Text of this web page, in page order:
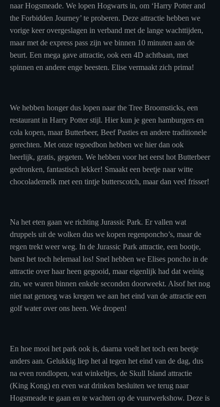
naar Hogsmeade. We lopen Hogwarts in, om ‘Harry Potter and
the Forbidden Journey’ te proberen. Deze attractie hebben we
vorige keer overgeslagen in verband met de lange wachttijden,
maar met de express pass zijn we binnen 10 minuten aan de
beurt. Een mega gave attractie, ook een 4D achtbaan, met
spinnen en andere enge beesten. Elise vermaakt zich prima!
We hebben honger dus lopen naar the Tree Broomsticks, een
restaurant in Harry Potter stijl. Hier kun je geen hamburgers en
cola kopen, maar Butterbeer, Beef Pasties en andere traditionele
gerechten. Met onze tegoedbon hebben we hier dan ook
heerlijk, gratis, gegeten. We hebben voor het eerst hot Butterbeer
gedronken, fantastisch lekker! Smaakt een beetje naar witte
chocolademelk met een tintje butterscotch, maar dan veel frisser!
Na het eten gaan we richting Jurassic Park. Er vallen wat
druppels uit de wolken dus we kopen regenponcho’s, maar de
regen trekt weer weg. In de Jurassic Park attractie, een bootje,
barst het toch helemaal los! Snel hebben we Elises poncho in de
attractie over haar heen gegooid, maar eigenlijk had dat weinig
zin, we waren binnen enkele seconden doorweekt. Alsof het nog
niet nat genoeg was kregen we aan het eind van de attractie een
golf water over ons heen. We dropen!
En hoe mooi het park ook is, daarna voelt het toch een beetje
anders aan. Gelukkig liep het al tegen het eind van de dag, dus
na even rondlopen, wat winkeltjes, de Skull Island attractie
(King Kong) en even wat drinken besluiten we terug naar
Hogsmeade te gaan en te wachten op de vuurwerkshow. Deze is